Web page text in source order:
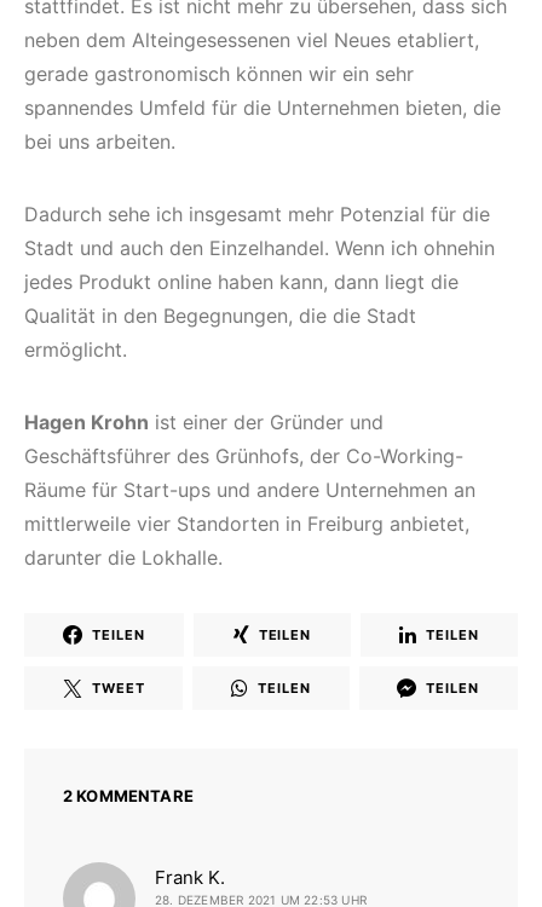
stattfindet. Es ist nicht mehr zu übersehen, dass sich
neben dem Alteingesessenen viel Neues etabliert,
gerade gastronomisch können wir ein sehr
spannendes Umfeld für die Unternehmen bieten, die
bei uns arbeiten.
Dadurch sehe ich insgesamt mehr Potenzial für die
Stadt und auch den Einzelhandel. Wenn ich ohnehin
jedes Produkt online haben kann, dann liegt die
Qualität in den Begegnungen, die die Stadt
ermöglicht.
Hagen Krohn ist einer der Gründer und
Geschäftsführer des Grünhofs, der Co-Working-
Räume für Start-ups und andere Unternehmen an
mittlerweile vier Standorten in Freiburg anbietet,
darunter die Lokhalle.
TEILEN TEILEN TEILEN
TWEET TEILEN TEILEN
2 KOMMENTARE
Frank K.
28. DEZEMBER 2021 UM 22:53 UHR